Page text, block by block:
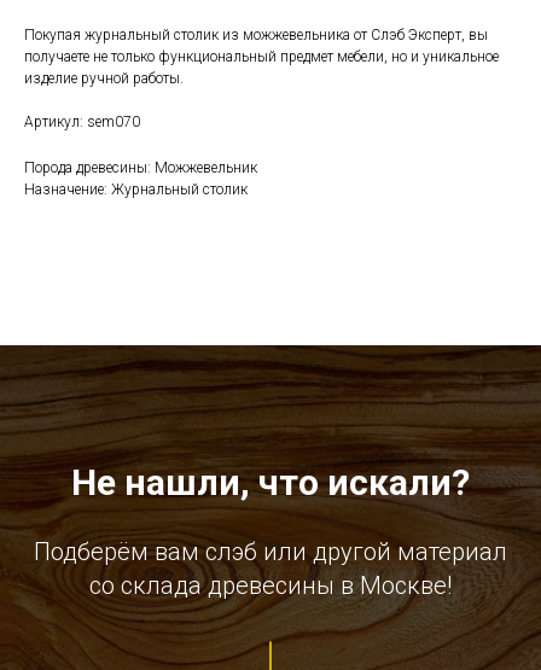
Покупая журнальный столик из можжевельника от Слэб Эксперт, вы
получаете не только функциональный предмет мебели, но и уникальное
изделие ручной работы.
Артикул: sem070
Порода древесины: Можжевельник
Назначение: Журнальный столик
Не нашли, что искали?
Подберём вам слэб или другой материал
со склада древесины в Москве!